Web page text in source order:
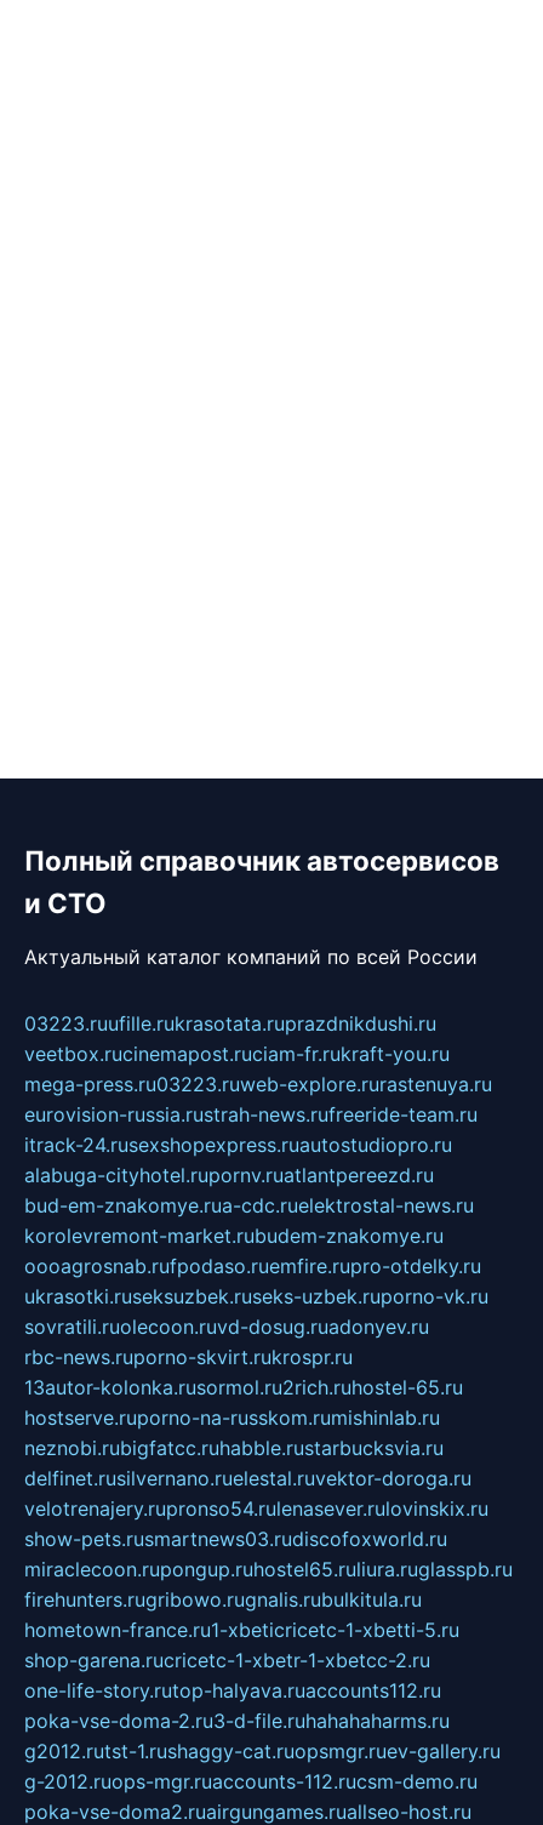
Полный справочник автосервисов
и СТО
Актуальный каталог компаний по всей России
03223.ruufille.rukrasotata.ruprazdnikdushi.ru
veetbox.rucinemapost.ruciam-fr.rukraft-you.ru
mega-press.ru03223.ruweb-explore.rurastenuya.ru
eurovision-russia.rustrah-news.rufreeride-team.ru
itrack-24.rusexshopexpress.ruautostudiopro.ru
alabuga-cityhotel.rupornv.ruatlantpereezd.ru
bud-em-znakomye.rua-cdc.ruelektrostal-news.ru
korolevremont-market.rubudem-znakomye.ru
oooagrosnab.rufpodaso.ruemfire.rupro-otdelky.ru
ukrasotki.ruseksuzbek.ruseks-uzbek.ruporno-vk.ru
sovratili.ruolecoon.ruvd-dosug.ruadonyev.ru
rbc-news.ruporno-skvirt.rukrospr.ru
13autor-kolonka.rusormol.ru2rich.ruhostel-65.ru
hostserve.ruporno-na-russkom.rumishinlab.ru
neznobi.rubigfatcc.ruhabble.rustarbucksvia.ru
delfinet.rusilvernano.ruelestal.ruvektor-doroga.ru
velotrenajery.rupronso54.rulenasever.rulovinskix.ru
show-pets.rusmartnews03.rudiscofoxworld.ru
miraclecoon.rupongup.ruhostel65.ruliura.ruglasspb.ru
firehunters.rugribowo.rugnalis.rubulkitula.ru
hometown-france.ru1-xbeticricetc-1-xbetti-5.ru
shop-garena.rucricetc-1-xbetr-1-xbetcc-2.ru
one-life-story.rutop-halyava.ruaccounts112.ru
poka-vse-doma-2.ru3-d-file.ruhahahaharms.ru
g2012.rutst-1.rushaggy-cat.ruopsmgr.ruev-gallery.ru
g-2012.ruops-mgr.ruaccounts-112.rucsm-demo.ru
poka-vse-doma2.ruairgungames.ruallseo-host.ru